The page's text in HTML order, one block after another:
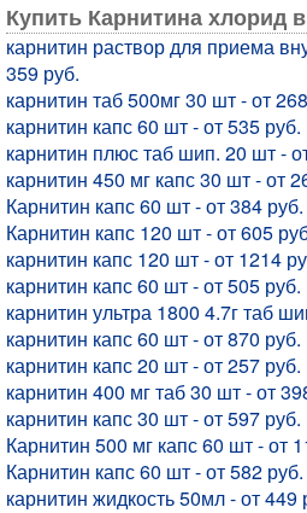
Купить Карнитина хлорид
карнитин раствор для приема
359 руб.
карнитин таб 500мг 30 шт - от
карнитин капс 60 шт - от 535 руб.
карнитин плюс таб шип. 20 шт -
карнитин 450 мг капс 30 шт - от
Карнитин капс 60 шт - от 384 руб.
Карнитин капс 120 шт - от 605
карнитин капс 120 шт - от 1214
карнитин капс 60 шт - от 505 руб.
карнитин ультра 1800 4.7г таб
карнитин капс 60 шт - от 870 руб.
карнитин капс 20 шт - от 257 руб.
карнитин 400 мг таб 30 шт - от
карнитин капс 30 шт - от 597 руб.
Карнитин 500 мг капс 60 шт - от
Карнитин капс 60 шт - от 582 руб.
карнитин жидкость 50мл - от 449